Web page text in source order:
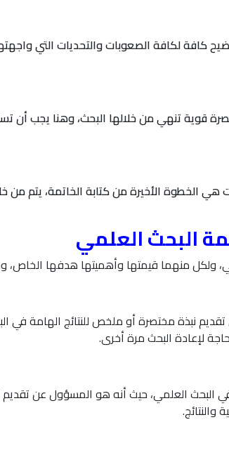
كافة لكافة الصعوبات والتحديات التي
قوية تنهي من خلالها البحث، وهنا يجب أن
الخطوة الأخيرة من كتابة الخاتمة، يتم من
البحث العلمي
ولكل منهما قيمتها وأهميتها هدفها الخاص،
نبذة مختصرة أو ملخص للنتائج الهامة في
لإعادة البحث مرة أخرى.
البحث العلمي، حيث أنه هو المسؤول عن
والنتائج.